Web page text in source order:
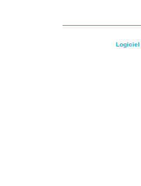
Logiciel